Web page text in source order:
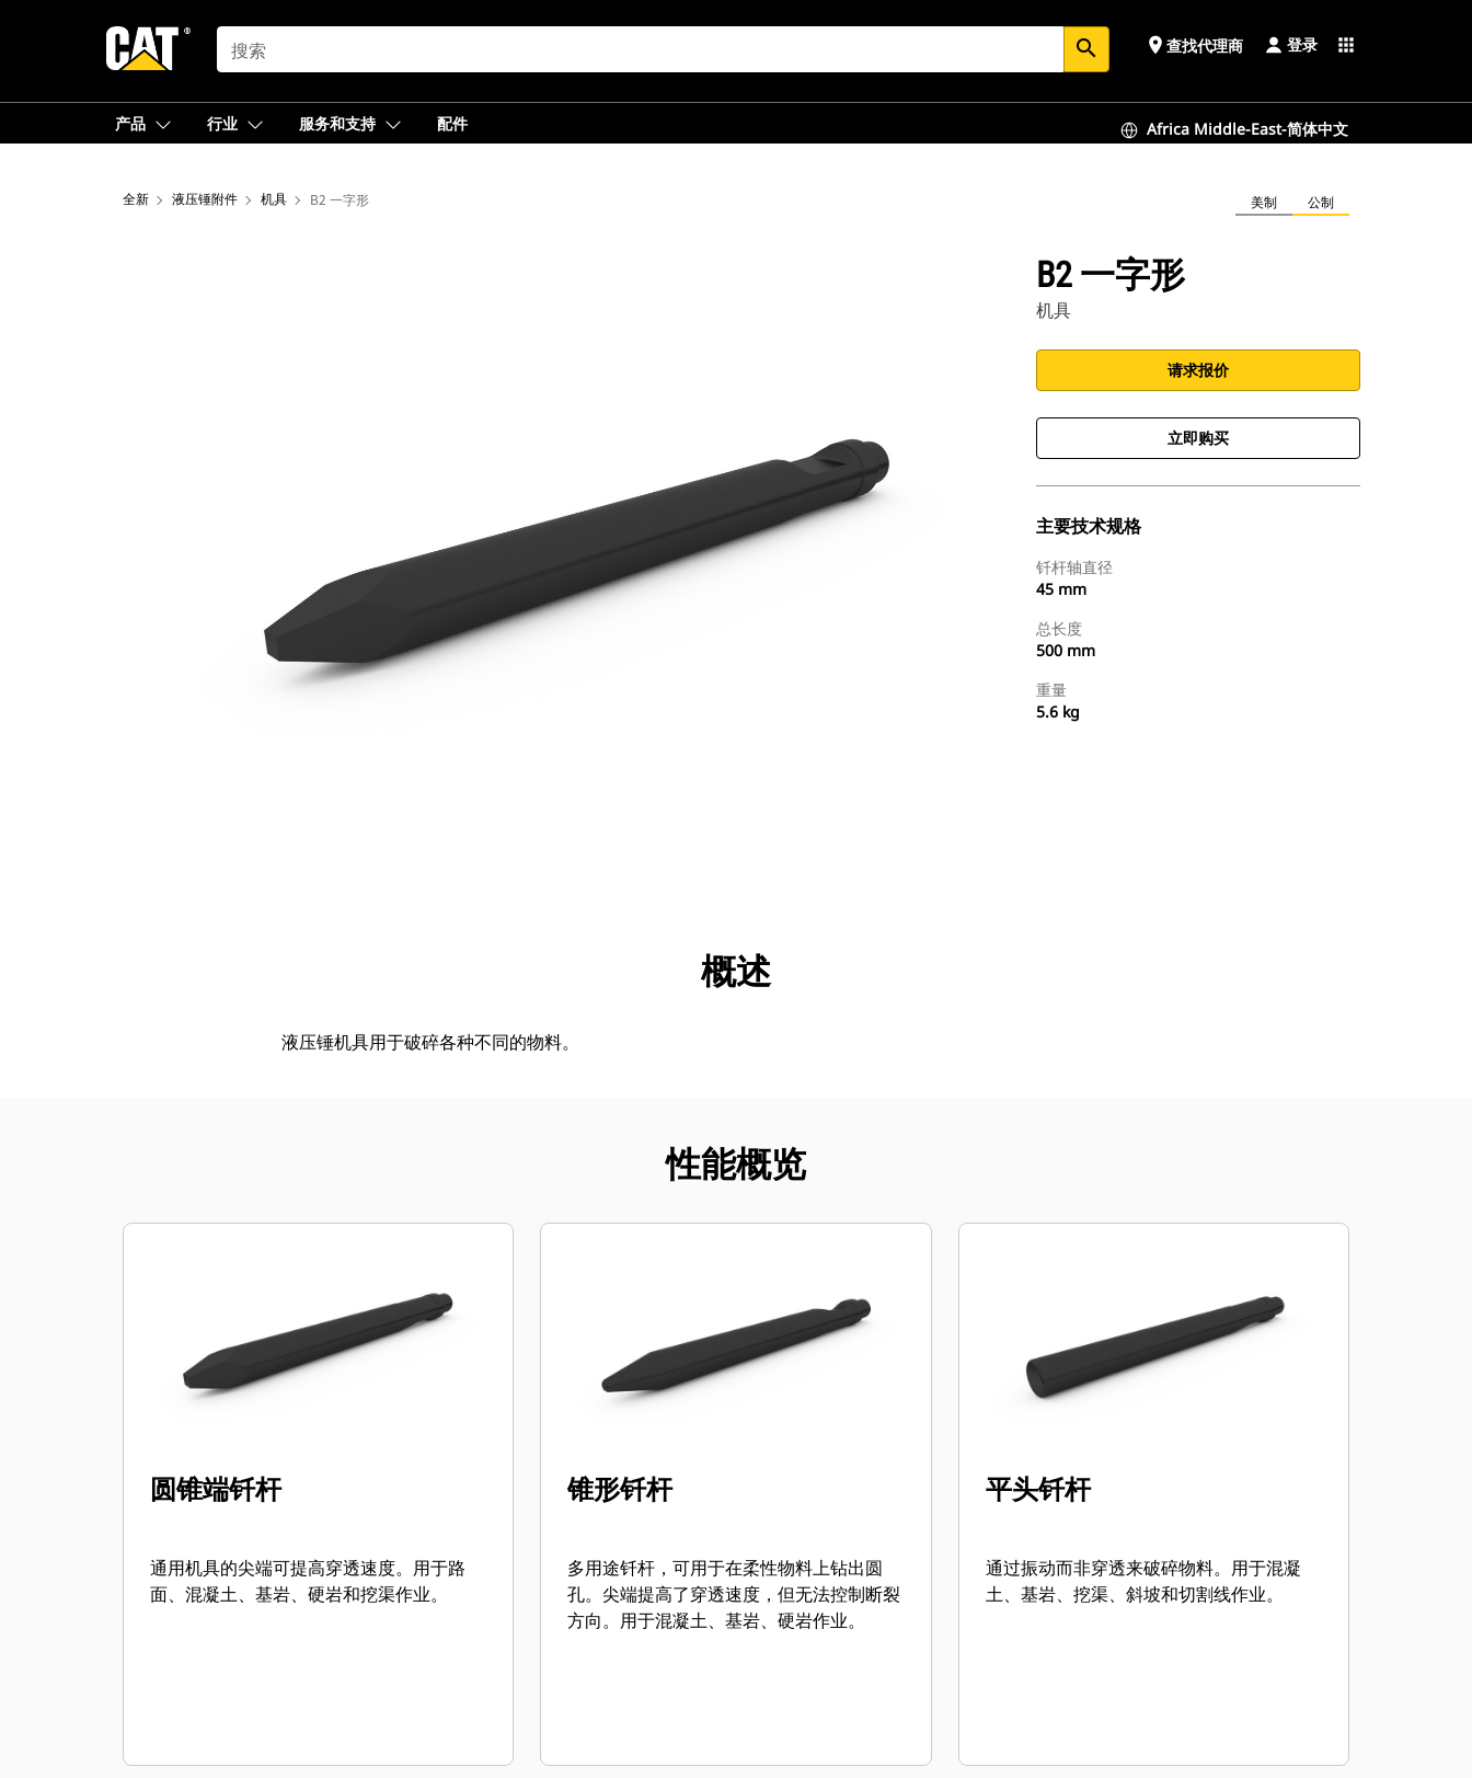
SEARCH search place 查找代理商 登录 apps
产品 行业 服务和支持 配件 Africa Middle-East-简体中文
全新 液压锤附件 机具 B2 一字形 美制 公制
B2 一字形
机具
请求报价
立即购买
主要技术规格
钎杆轴直径
45 mm
总长度
500 mm
重量
5.6 kg
展示
概述
液压锤机具用于破碎各种不同的物料。
性能概览
圆锥端钎杆
通用机具的尖端可提高穿透速度。用于路
面、混凝土、基岩、硬岩和挖渠作业。
锥形钎杆
多用途钎杆，可用于在柔性物料上钻出圆
孔。尖端提高了穿透速度，但无法控制断裂
方向。用于混凝土、基岩、硬岩作业。
平头钎杆
通过振动而非穿透来破碎物料。用于混凝
土、基岩、挖渠、斜坡和切割线作业。